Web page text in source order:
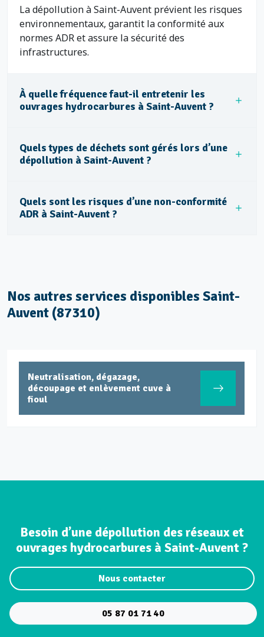
La dépollution à Saint-Auvent prévient les risques
environnementaux, garantit la conformité aux
normes ADR et assure la sécurité des
infrastructures.
À quelle fréquence faut-il entretenir les
ouvrages hydrocarbures à Saint-Auvent ?
Quels types de déchets sont gérés lors d’une
dépollution à Saint-Auvent ?
Quels sont les risques d’une non-conformité
ADR à Saint-Auvent ?
Nos autres services disponibles Saint-
Auvent (87310)
Neutralisation, dégazage,
découpage et enlèvement cuve à
fioul
Besoin d’une dépollution des réseaux et
ouvrages hydrocarbures à Saint-Auvent ?
Nous contacter
05 87 01 71 40